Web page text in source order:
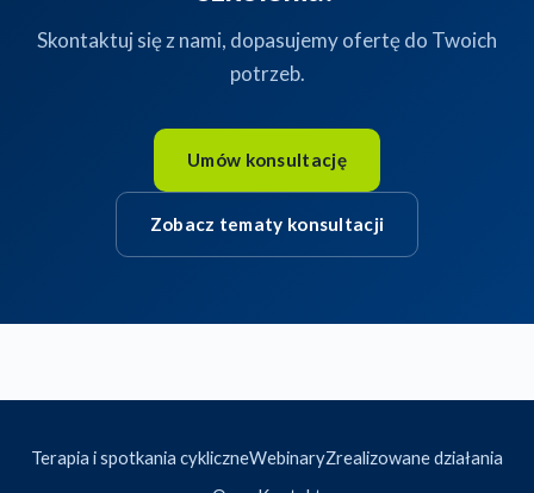
Skontaktuj się z nami, dopasujemy ofertę do Twoich
potrzeb.
Umów konsultację
Zobacz tematy konsultacji
Terapia i spotkania cykliczneWebinaryZrealizowane działania